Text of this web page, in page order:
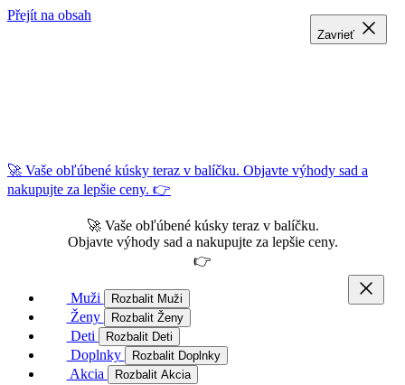
Přejít na obsah
🚀 Vaše obľúbené kúsky teraz v balíčku. Objavte výhody sad a
nakupujte za lepšie ceny. 👉
🚀 Vaše obľúbené kúsky teraz v balíčku.
Objavte výhody sad a nakupujte za lepšie ceny.
👉
Muži Rozbalit Muži
Ženy Rozbalit Ženy
Deti Rozbalit Deti
Doplnky Rozbalit Doplnky
Akcia Rozbalit Akcia
Zavrieť
Zavrieť
Zavrieť